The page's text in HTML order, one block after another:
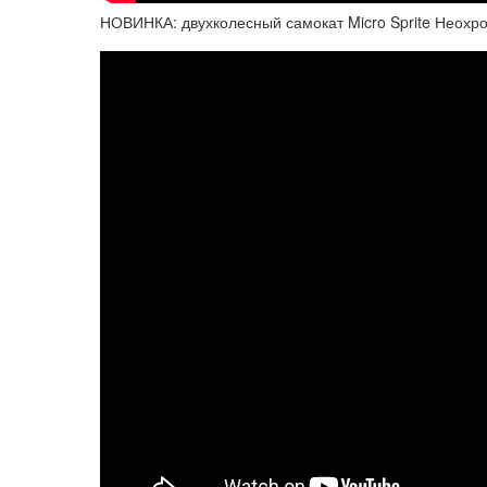
НОВИНКА: двухколесный самокат Micro Sprite